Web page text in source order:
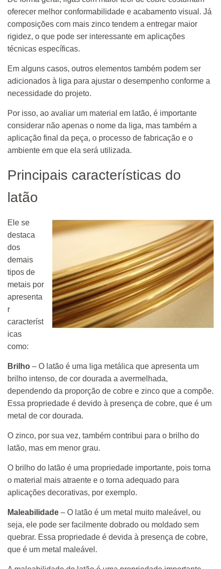
oferecer melhor conformabilidade e acabamento visual. Já
composições com mais zinco tendem a entregar maior
rigidez, o que pode ser interessante em aplicações
técnicas específicas.
Em alguns casos, outros elementos também podem ser
adicionados à liga para ajustar o desempenho conforme a
necessidade do projeto.
Por isso, ao avaliar um material em latão, é importante
considerar não apenas o nome da liga, mas também a
aplicação final da peça, o processo de fabricação e o
ambiente em que ela será utilizada.
Principais características do
latão
Ele se
destaca
dos
demais
tipos de
metais por
apresenta
r
característ
icas
como:
Brilho – O latão é uma liga metálica que apresenta um
brilho intenso, de cor dourada a avermelhada,
dependendo da proporção de cobre e zinco que a compõe.
Essa propriedade é devido à presença de cobre, que é um
metal de cor dourada.
O zinco, por sua vez, também contribui para o brilho do
latão, mas em menor grau.
O brilho do latão é uma propriedade importante, pois torna
o material mais atraente e o torna adequado para
aplicações decorativas, por exemplo.
Maleabilidade – O latão é um metal muito maleável, ou
seja, ele pode ser facilmente dobrado ou moldado sem
quebrar. Essa propriedade é devida à presença de cobre,
que é um metal maleável.